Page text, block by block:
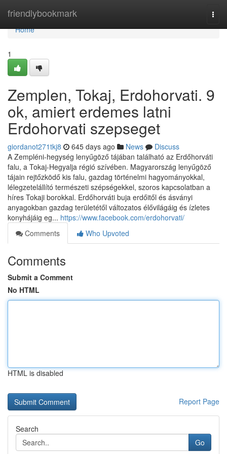
friendlybookmark
Home
Home
1
Zemplen, Tokaj, Erdohorvati. 9
ok, amiert erdemes latni
Erdohorvati szepseget
giordanot271tkj8 645 days ago News
Discuss
A Zempléni-hegység lenyűgöző tájában található az Erdőhorváti
falu, a Tokaj-Hegyalja régió szívében. Magyarország lenyűgöző
tájain rejtőzködő kis falu, gazdag történelmi hagyományokkal,
lélegzetelállító természeti szépségekkel, szoros kapcsolatban a
híres Tokaji borokkal. Erdőhorváti buja erdőitől és ásványi
anyagokban gazdag területétől változatos élővilágáig és ízletes
konyhájáig eg... https://www.facebook.com/erdohorvati/
Comments
Who Upvoted
Comments
Submit a Comment
No HTML
HTML is disabled
Report Page
Search
Go